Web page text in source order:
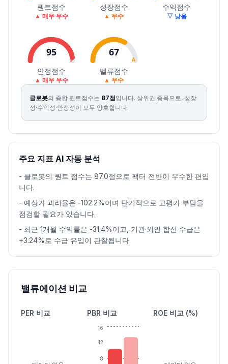
2026.08.06
3350034650 309003145010.74
1600212
2026.08.07
3420034200 2830031800 852192
퀀트점수
▲ 매우 우수
성장점수
▲ 우수
수익점수
▽ 낮음
95
S
안정점수
▲ 매우 우수
67
A
벨류점수
▲ 우수
클로봇의 종합 퀀트점수는 87점입니다. 상위권 종목으로, 성장
성·수익성·안정성이 모두 양호합니다.
주요 지표 AI 자동 분석
- 클로봇의 퀀트 점수는 87.0점으로 팩터 전반이 우수한 편입
니다.
- 예상가 괴리율은 -102.2%이며 단기적으로 고평가 부담을
점검할 필요가 있습니다.
- 최근 1개월 수익률은 -31.4%이고, 기관·외인 합산 수급은
+3.24%로 수급 유입이 관찰됩니다.
밸류에이션 비교
PER 비교 PBR 비교
8
12
16
ROE 비교 (%)